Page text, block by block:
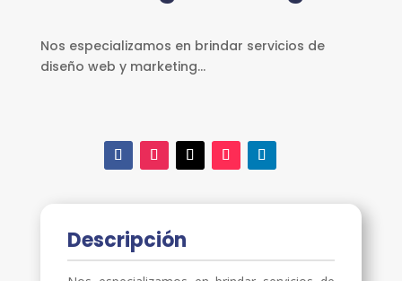
ESCUELA
E3
SERVICIOS
Nos especializamos en brindar servicios de
diseño web y marketing...
Descripción